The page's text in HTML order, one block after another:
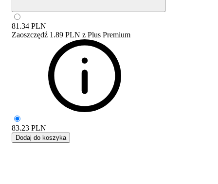
81.34 PLN
Zaoszczędź 1.89 PLN z Plus Premium
83.23 PLN
Dodaj do koszyka